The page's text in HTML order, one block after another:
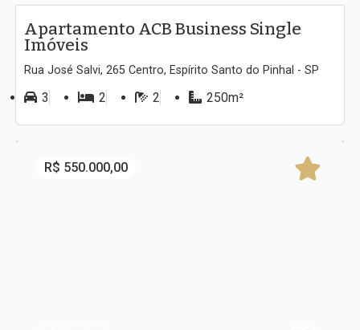
Apartamento ACB Business Single
Imóveis
Rua José Salvi, 265 Centro, Espírito Santo do Pinhal - SP
3 2 2 250m²
R$ 550.000,00